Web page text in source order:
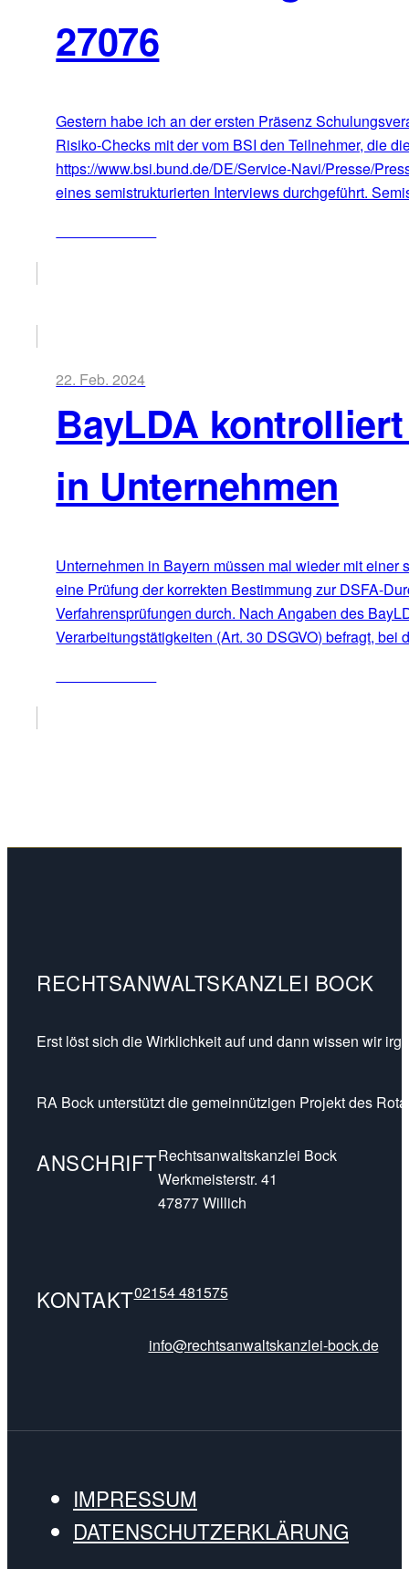
27076
Gestern habe ich an der ersten Präsenz
Risiko-Checks mit der vom BSI den Teilnehmer, die
https://www.bsi.bund.de/DE/Service-Navi/Presse/
eines semistrukturierten Interviews durchgeführt.
22. Feb. 2024
BayLDA
in Unternehmen
Unternehmen in Bayern müssen mal wieder mit
eine Prüfung der korrekten Bestimmung zur DSFA-
Verfahrensprüfungen durch. Nach Angaben des
Verarbeitungstätigkeiten (Art. 30 DSGVO) befragt,
RECHTSANWALTSKANZLEI BOCK
Erst löst sich die Wirklichkeit auf und dann wissen wir
RA Bock unterstützt die gemeinnützigen Projekt des
ANSCHRIFTRechtsanwaltskanzlei Bock
Werkmeisterstr. 41
47877 Willich
KONTAKT02154 481575
info@rechtsanwaltskanzlei-bock.de
IMPRESSUM
DATENSCHUTZERKLÄRUNG